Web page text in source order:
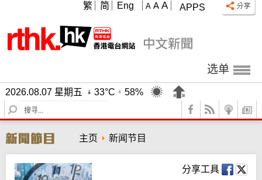
APPS
A A A
繁 简 Eng
选单
2026.08.07 星期五 33°C
58%
S
e
r
c
h
主页 新闻节目
分享工具